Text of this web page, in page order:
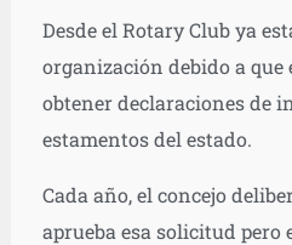
Desde el Rotary Club ya
organización debido a que
obtener declaraciones de
estamentos del estado.
Cada año, el concejo
aprueba esa solicitud pero